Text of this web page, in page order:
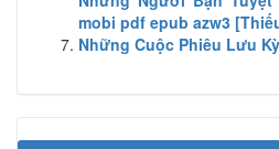
mobi pdf epub azw3
Những Cuộc Phiêu Lưu